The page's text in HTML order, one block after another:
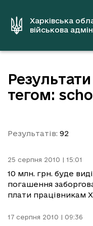
вмістуХарківська
військова
тегом:
Результатів: 92
25 серпня 2010 | 15:01
10 млн. грн. буде
погашення
плати працівникам
17 серпня 2010 | 09:36